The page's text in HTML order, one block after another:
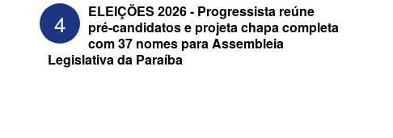
4
ELEIÇÕES 2026 - Progressista reúne
pré-candidatos e projeta chapa completa
com 37 nomes para Assembleia
Legislativa da Paraíba